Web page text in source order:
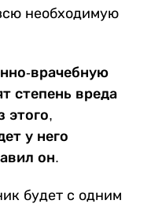
необходимую
врачебную
степень вреда
этого,
у него
он.
будет с одним